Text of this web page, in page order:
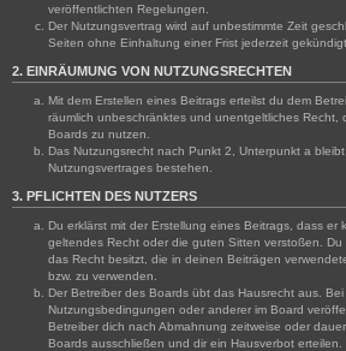
veröffentlichten Regelungen.
Der Nutzungsvertrag wird auf unbestimmte Zeit
Seiten ohne Einhaltung einer Frist jederzeit gekündigt
2. EINRÄUMUNG VON NUTZUNGSRECHTEN
Mit dem Erstellen eines Beitrags erteilst du dem
räumlich unbeschränktes und unentgeltliches Recht,
Boards zu nutzen.
Das Nutzungsrecht nach Punkt 2, Unterpunkt a
Nutzungsvertrages bestehen.
3. PFLICHTEN DES NUTZERS
Du erklärst mit der Erstellung eines Beitrags, dass
geltendes Recht oder die guten Sitten verstoßen.
das Recht besitzt, die in deinen Beiträgen
bzw. zu verwenden.
Der Betreiber des Boards übt das Hausrecht aus.
Nutzungsbedingungen oder anderer im Board
Betreiber dich nach Abmahnung zeitweise oder
Boards ausschließen und dir ein Hausverbot erteilen.